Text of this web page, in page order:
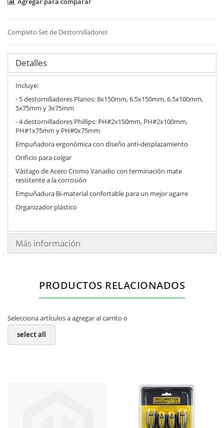
Completo Set de Destornilladores
Detalles
Incluye:
- 5 destornilladores Planos: 8x150mm, 6.5x150mm, 6.5x100mm,
5x75mm y 3x75mm
- 4 destornilladores Phillips: PH#2x150mm, PH#2x100mm,
PH#1x75mm y PH#0x75mm
Empuñadora ergonómica con diseño anti-desplazamiento
Orificio para colgar
Vástago de Acero Cromo Vanadio con terminación mate
resistente a la corrosión
Empuñadura Bi-material confortable para un mejor agarre
Organizador plástico
Más información
PRODUCTOS RELACIONADOS
Selecciona artículos a agregar al carrito o
select all